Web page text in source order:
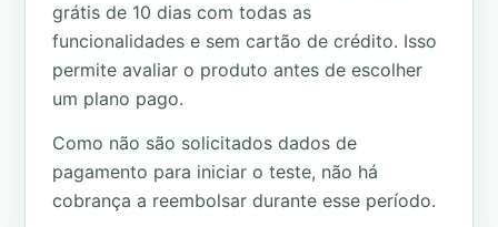
grátis de 10 dias com todas as
funcionalidades e sem cartão de crédito. Isso
permite avaliar o produto antes de escolher
um plano pago.
Como não são solicitados dados de
pagamento para iniciar o teste, não há
cobrança a reembolsar durante esse período.